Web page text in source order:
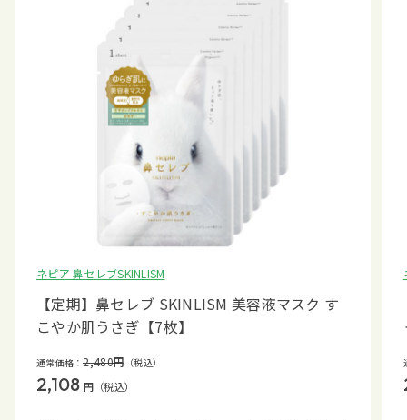
ネピア 鼻セレブSKINLISM
【定期】鼻セレブ SKINLISM 美容液マスク す
こやか肌うさぎ【7枚】
通常価格：2,480円 （税込）
2,108 円（税込）